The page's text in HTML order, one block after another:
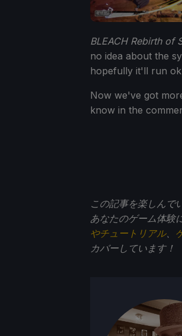
BLEACH Rebirth of
no idea about the
hopefully it'll run
Now we've got
know in the
この記事を楽しんで
あなたのゲーム体験
やチュートリアル、
カバーしています！